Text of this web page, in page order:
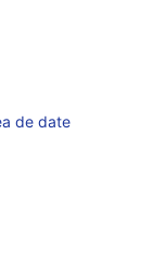
de date